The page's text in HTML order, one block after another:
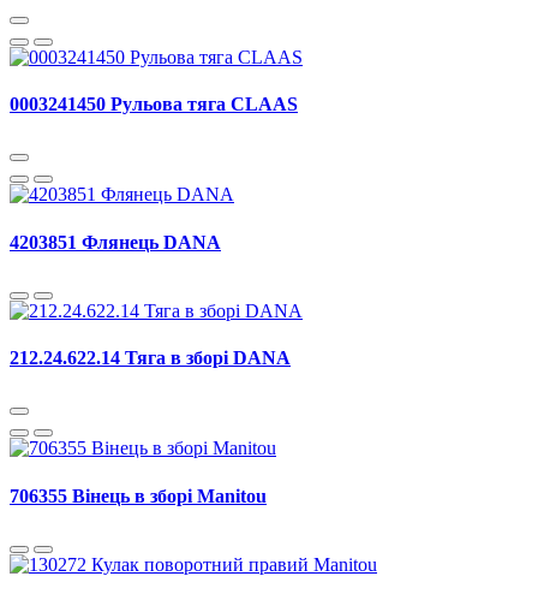
0003241450 Рульова тяга CLAAS
4203851 Флянець DANA
212.24.622.14 Тяга в зборі DANA
706355 Вінець в зборі Manitou